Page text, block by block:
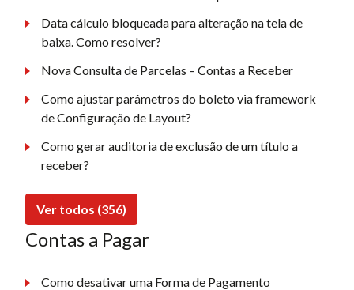
Data cálculo bloqueada para alteração na tela de
baixa. Como resolver?
Nova Consulta de Parcelas – Contas a Receber
Como ajustar parâmetros do boleto via framework
de Configuração de Layout?
Como gerar auditoria de exclusão de um título a
receber?
Ver todos (356)
Contas a Pagar
Como desativar uma Forma de Pagamento